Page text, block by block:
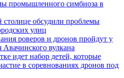
промышленного симбиоза в
столице обсудили проблемы
улиц
роверов и дронов пройдут у
вулкана
идет набор детей, которые
в соревнованиях дронов под